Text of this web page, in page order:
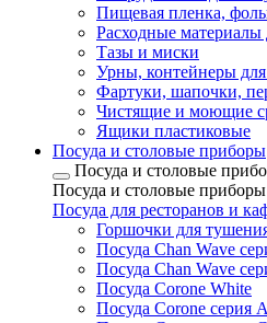
Пищевая пленка,
Расходные материалы
Тазы и миски
Урны, контейнеры
Фартуки, шапочки,
Чистящие и моющие
Ящики пластиковые
Посуда и столовые приборы
Посуда и столовые
Посуда и столовые приборы
Посуда для ресторанов и
Горшочки для
Посуда Chan Wave
Посуда Chan Wave
Посуда Corone White
Посуда Corone серия